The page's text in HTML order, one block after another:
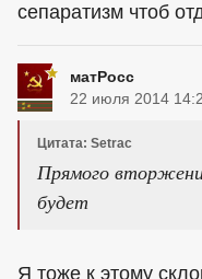
сепаратизм чтоб
матРосс
22 июля 2014
Цитата: Setrac
Прямого
будет
Я тоже к этому